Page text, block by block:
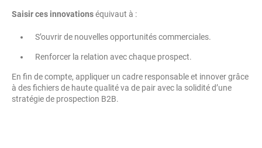
Saisir ces innovationséquivaut à :
S’ouvrir de nouvelles opportunités commerciales.
Renforcer la relation avec chaque prospect.
En fin de compte, appliquer un cadre responsable et innover grâce
à des fichiers de haute qualité va de pair avec la solidité d’une
stratégie de prospection B2B.